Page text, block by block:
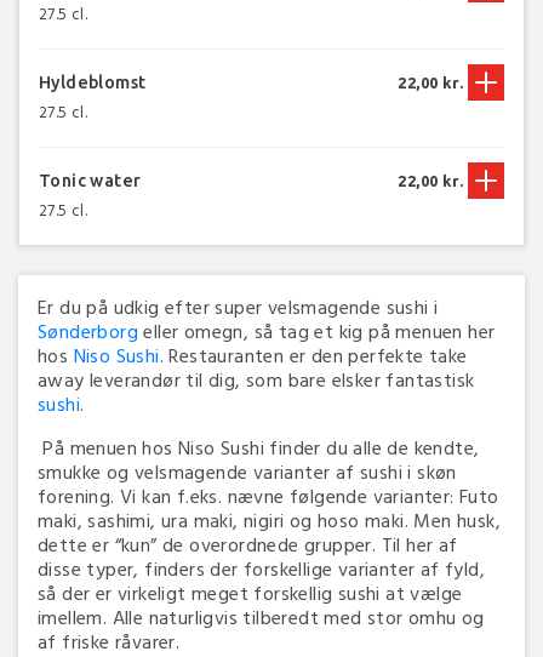
27.5 cl.
Hyldeblomst
27.5 cl.
22,00 kr.
Tonic water
27.5 cl.
22,00 kr.
Er du på udkig efter super velsmagende sushi i
Sønderborg eller omegn, så tag et kig på menuen her
hos Niso Sushi. Restauranten er den perfekte take
away leverandør til dig, som bare elsker fantastisk
sushi.
På menuen hos Niso Sushi finder du alle de kendte,
smukke og velsmagende varianter af sushi i skøn
forening. Vi kan f.eks. nævne følgende varianter: Futo
maki, sashimi, ura maki, nigiri og hoso maki. Men husk,
dette er “kun” de overordnede grupper. Til her af
disse typer, finders der forskellige varianter af fyld,
så der er virkeligt meget forskellig sushi at vælge
imellem. Alle naturligvis tilberedt med stor omhu og
af friske råvarer.